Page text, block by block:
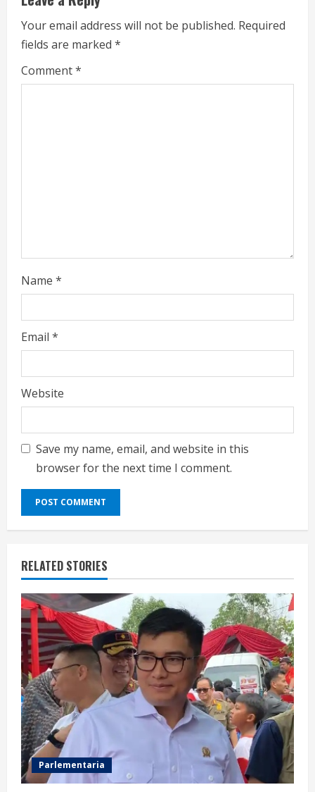
R
e
a
Your email address will not be published. Required
fields are marked *
Comment*
Name *
Email *
Website
Save my name, email, and website in this
browser for the next time I comment.
RELATED STORIES
Parlementaria